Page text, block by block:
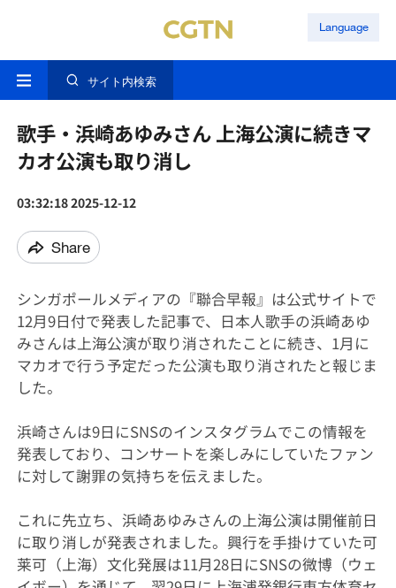
Language
サイト内検索
歌手・浜崎あゆみさん 上海公演に続きマ
カオ公演も取り消し
03:32:18 2025-12-12
Share
シンガポールメディアの『聯合早報』は公式サイトで
12月9日付で発表した記事で、日本人歌手の浜崎あゆ
みさんは上海公演が取り消されたことに続き、1月に
マカオで行う予定だった公演も取り消されたと報じま
した。
浜崎さんは9日にSNSのインスタグラムでこの情報を
発表しており、コンサートを楽しみにしていたファン
に対して謝罪の気持ちを伝えました。
これに先立ち、浜崎あゆみさんの上海公演は開催前日
に取り消しが発表されました。興行を手掛けていた可
莱可（上海）文化発展は11月28日にSNSの微博（ウェ